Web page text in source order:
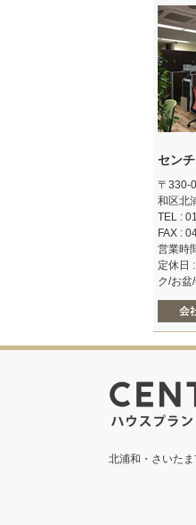
セン
〒330-
和区北
TEL :
FAX :
営業時
定休日
ク/お盆
北浦和・さいた